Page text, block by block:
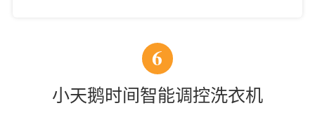
6
小天鹅时间智能调控洗衣机